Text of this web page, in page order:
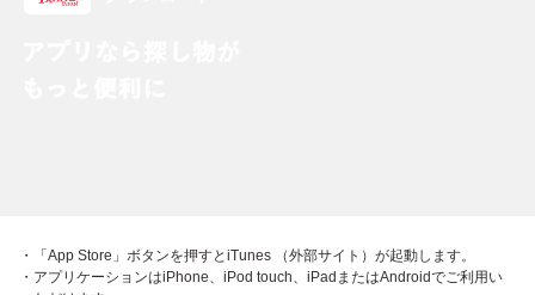
・「App Store」ボタンを押すとiTunes （外部サイト）が起動します。
・アプリケーションはiPhone、iPod touch、iPadまたはAndroidでご利用い